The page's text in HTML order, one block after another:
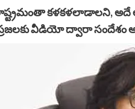
కళకళలాడాలని, అదే
వీడియో ద్వారా సందేశం